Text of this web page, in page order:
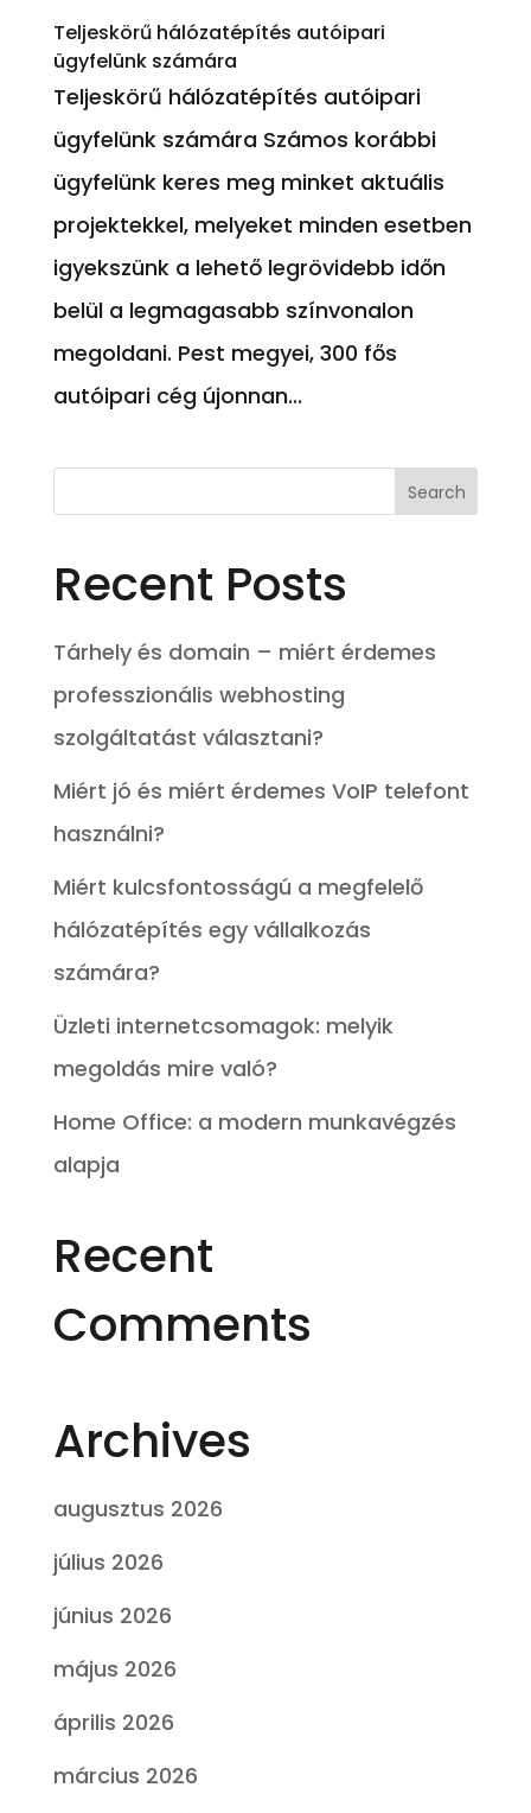
Teljeskörű hálózatépítés autóipari
ügyfelünk számára
Teljeskörű hálózatépítés autóipari
ügyfelünk számára Számos korábbi
ügyfelünk keres meg minket aktuális
projektekkel, melyeket minden esetben
igyekszünk a lehető legrövidebb időn
belül a legmagasabb színvonalon
megoldani. Pest megyei, 300 fős
autóipari cég újonnan...
Recent Posts
Tárhely és domain – miért érdemes
professzionális webhosting
szolgáltatást választani?
Miért jó és miért érdemes VoIP telefont
használni?
Miért kulcsfontosságú a megfelelő
hálózatépítés egy vállalkozás
számára?
Üzleti internetcsomagok: melyik
megoldás mire való?
Home Office: a modern munkavégzés
alapja
Recent
Comments
Archives
augusztus 2026
július 2026
június 2026
május 2026
április 2026
március 2026